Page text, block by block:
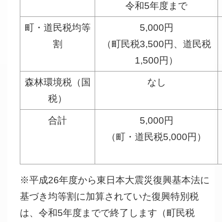
令和5年度まで
町・道民税均等
割
5,000円
（町民税3,500円、道民税
1,500円）
森林環境税（国
税）
なし
合計
5,000円
（町・道民税5,000円）
※平成26年度から東日本大震災復興基本法に
基づき均等割に加算されていた復興特別税
は、令和5年度までで終了します（町民税